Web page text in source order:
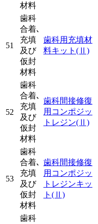
材料
51
歯科
合着､
充填
及び
仮封
材料
歯科用充填材
料キット (Ⅱ)
52
歯科
合着､
充填
及び
仮封
材料
歯科間接修復
用コンポジッ
トレジン(Ⅱ)
53
歯科
合着､
充填
及び
仮封
材料
歯科間接修復
用コンポジッ
トレジンキッ
ト (Ⅱ)
歯科